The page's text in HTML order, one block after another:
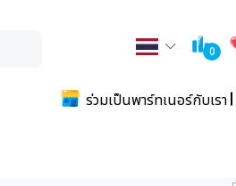
0
ร่วมเป็นพาร์ทเนอร์กับเรา